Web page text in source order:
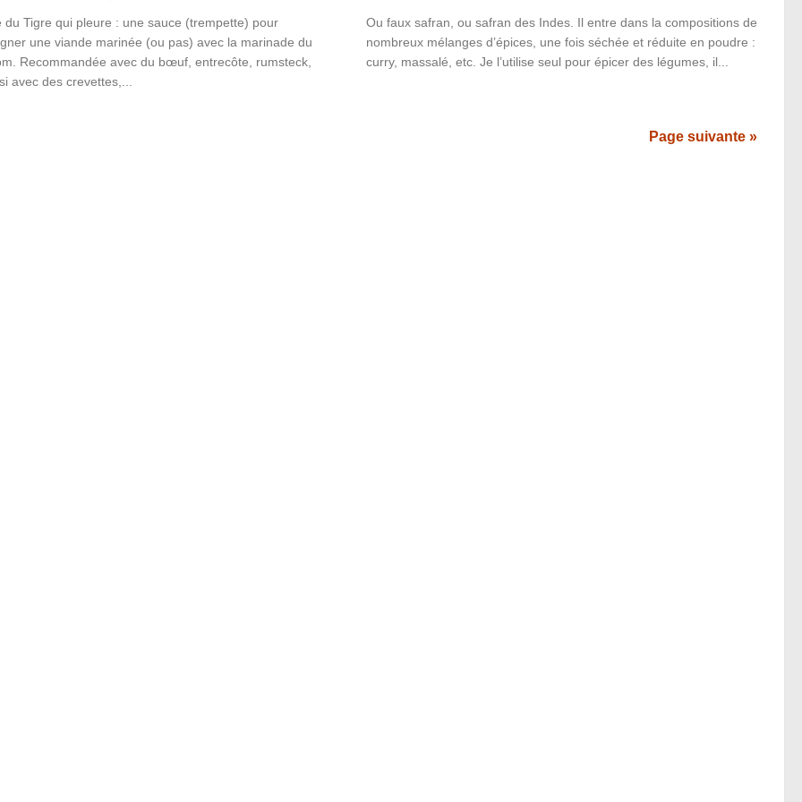
du Tigre qui pleure : une sauce (trempette) pour
une viande marinée (ou pas) avec la marinade du
Recommandée avec du bœuf, entrecôte, rumsteck,
avec des crevettes,...
Ou faux safran, ou safran des Indes. Il entre dans la compositions de
nombreux mélanges d’épices, une fois séchée et réduite en poudre :
curry, massalé, etc. Je l’utilise seul pour épicer des légumes, il...
Page suivante »